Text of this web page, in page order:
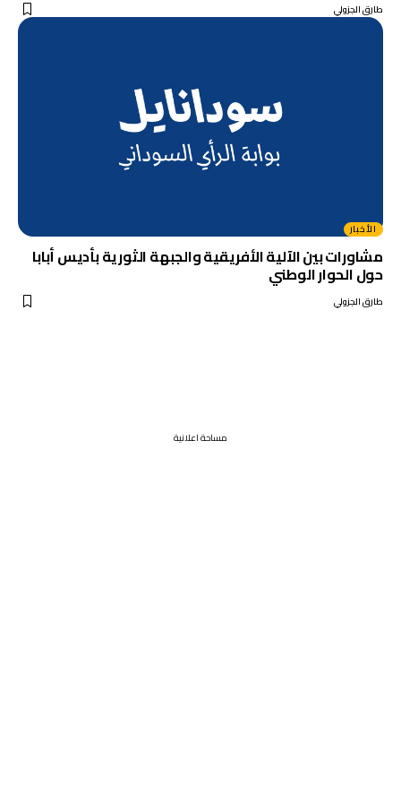
طارق الجزولي
الأخبار
مشاورات بين الآلية الأفريقية والجبهة الثورية بأديس أبابا
حول الحوار الوطني
طارق الجزولي
مساحة اعلانية